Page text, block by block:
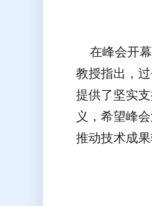
在峰会开幕
教授指出，
提供了坚实
义，希望峰
推动技术成